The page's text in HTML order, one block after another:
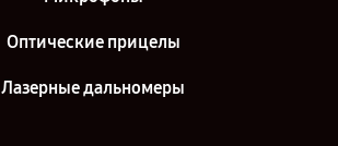
Оптические прицелы
Лазерные дальномеры